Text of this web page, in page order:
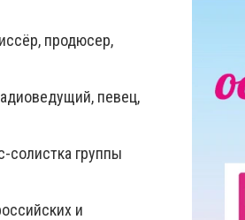
продюсер,
певец,
солистка группы
и